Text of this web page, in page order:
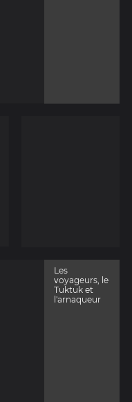
Les
voyageurs, le
Tuktuk et
l'arnaqueur